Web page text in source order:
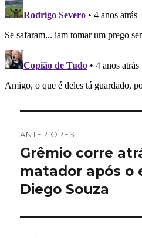
de
Post
ANTERIORES
Post
anterior:
Grêmio corre
matador após o
Diego Souza